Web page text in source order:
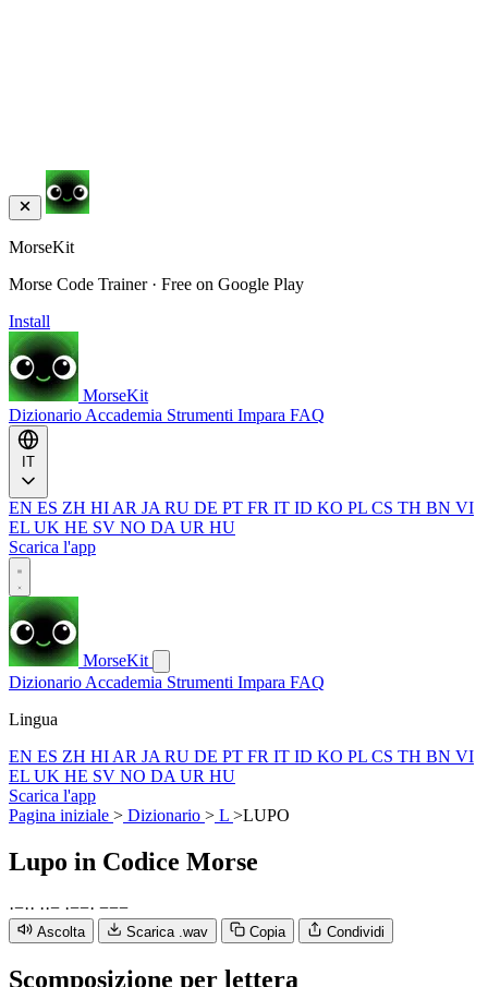
MorseKit
Morse Code Trainer · Free on Google Play
Install
MorseKit
Dizionario Accademia Strumenti Impara FAQ
EN ES ZH HI AR JA RU DE PT FR IT ID KO PL CS TH BN VI
EL UK HE SV NO DA UR HU
Scarica l'app
MorseKit
Dizionario Accademia Strumenti Impara FAQ
Lingua
EN ES ZH HI AR JA RU DE PT FR IT ID KO PL CS TH BN VI
EL UK HE SV NO DA UR HU
Scarica l'app
Pagina iniziale > Dizionario > L >LUPO
Lupo in Codice Morse
·−·· ··− ·−−· −−−
Ascolta Scarica .wav Copia Condividi
Scomposizione per lettera